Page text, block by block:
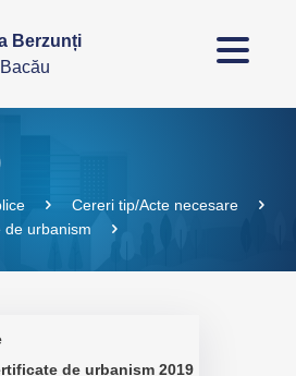
Berzunți
Cereri tip/Acte necesare
de urbanism
de urbanism 2019